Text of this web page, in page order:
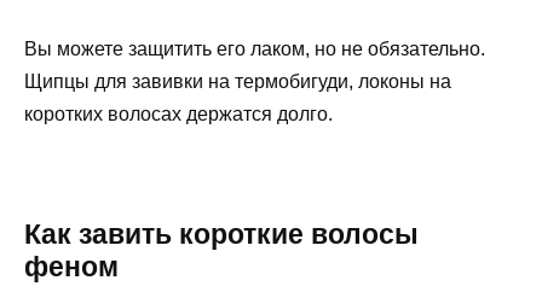
Вы можете защитить его лаком, но не обязательно.
Щипцы для завивки на термобигуди, локоны на
коротких волосах держатся долго.
Как завить короткие волосы
феном